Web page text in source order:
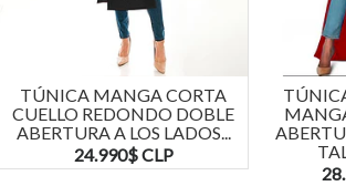
TÚNICA MANGA CORTA
CUELLO REDONDO DOBLE
ABERTURA A LOS LADOS...
24.990$ CLP